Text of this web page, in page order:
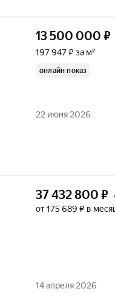
13 500 000 ₽
197 947 ₽ за м²
онлайн показ
22 июня 2026
37 432 800 ₽
от 175 689 ₽ в
14 апреля 2026